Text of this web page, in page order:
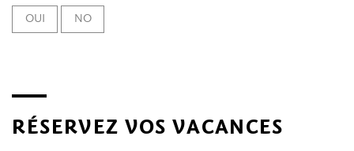
OUI NO
RÉSERVEZ VOS VACANCES